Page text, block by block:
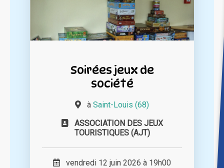
Soirées jeux de
société
à Saint-Louis (68)
ASSOCIATION DES JEUX
TOURISTIQUES (AJT)
vendredi 12 juin 2026 à 19h00